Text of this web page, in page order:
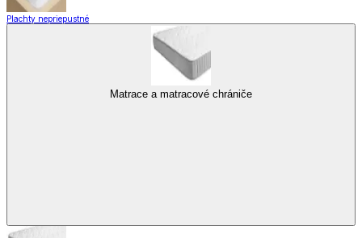
Plachty nepriepustné
Matrace a matracové chrániče